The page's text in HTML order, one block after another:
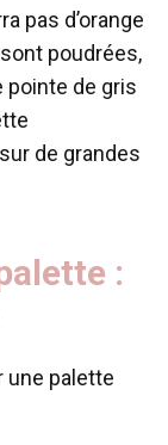
pas d’orange
poudrées,
pointe de gris
de grandes
:
une palette